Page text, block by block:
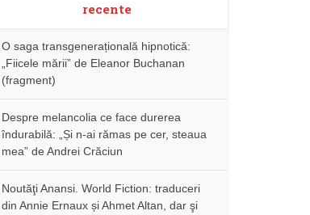
recente
O saga transgenerațională hipnotică:
„Fiicele mării” de Eleanor Buchanan
(fragment)
Despre melancolia ce face durerea
îndurabilă: „Și n-ai rămas pe cer, steaua
mea” de Andrei Crăciun
Noutăţi Anansi. World Fiction: traduceri
din Annie Ernaux și Ahmet Altan, dar şi